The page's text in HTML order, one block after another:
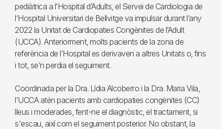
pediàtrica a l’Hospital d’Adults, el Servei de Cardiologia de
l’Hospital Universitari de Bellvitge va impulsar durant l’any
2022 la Unitat de Cardiopaties Congènites de l’Adult
(UCCA). Anteriorment, molts pacients de la zona de
referència de l’Hospital es derivaven a altres Unitats o, fins
i tot, se’n perdia el seguiment.
Coordinada per la Dra. Lídia Alcoberro i la Dra. Maria Vila,
l’UCCA atén pacients amb cardiopaties congènites (CC)
lleus i moderades, fent-ne el diagnòstic, el tractament, si
s'escau, així com el seguiment posterior. No obstant, la